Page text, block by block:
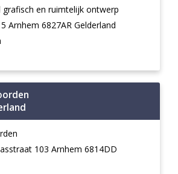
grafisch en ruimtelijk ontwerp
Arnhem 6827AR Gelderland
103 Arnhem 6814DD